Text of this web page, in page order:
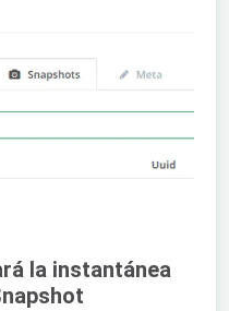
la instantánea